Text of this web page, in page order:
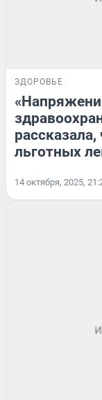
ЗДОРОВЬЕ
льготных
14 октября, 2025,